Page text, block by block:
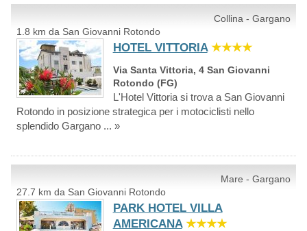
Collina - Gargano
1.8 km da San Giovanni Rotondo
HOTEL VITTORIA ★★★★
Via Santa Vittoria, 4 San Giovanni
Rotondo (FG)
L'Hotel Vittoria si trova a San Giovanni
Rotondo in posizione strategica per i motociclisti nello
splendido Gargano ... »
Mare - Gargano
27.7 km da San Giovanni Rotondo
PARK HOTEL VILLA
AMERICANA ★★★★